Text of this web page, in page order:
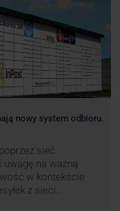
nowy system odbioru.
sieć
na ważną
w kontekście
z sieci